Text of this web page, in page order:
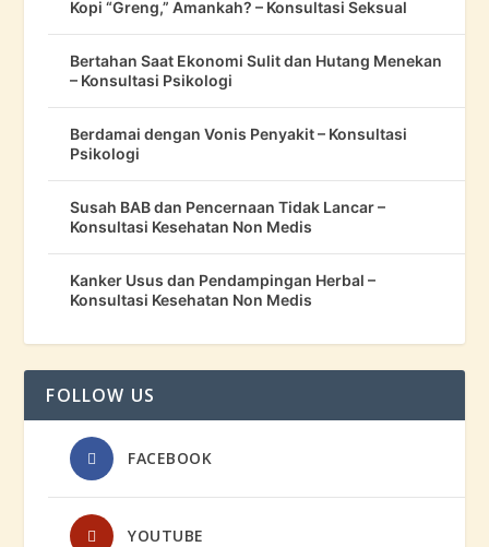
Kopi “Greng,” Amankah? – Konsultasi Seksual
Bertahan Saat Ekonomi Sulit dan Hutang Menekan
– Konsultasi Psikologi
Berdamai dengan Vonis Penyakit – Konsultasi
Psikologi
Susah BAB dan Pencernaan Tidak Lancar –
Konsultasi Kesehatan Non Medis
Kanker Usus dan Pendampingan Herbal –
Konsultasi Kesehatan Non Medis
FOLLOW US
FACEBOOK
YOUTUBE